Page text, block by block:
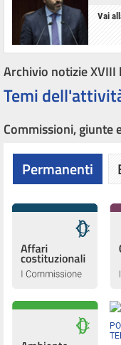
Vai
Archivio notizie XVIII
Temi
Commissioni, giunte
Permanenti